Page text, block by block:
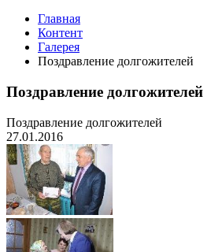
Главная
Контент
Галерея
Поздравление долгожителей
Поздравление долгожителей
Поздравление долгожителей
27.01.2016